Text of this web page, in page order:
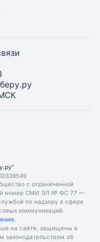
с ограниченной
номер СМИ ЭЛ № ФС 77 —
по надзору в сфере
коммуникаций.
на сайте, защищены в
законодательством об